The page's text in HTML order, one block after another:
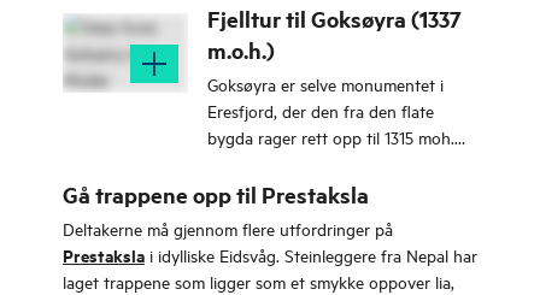
Fjelltur til Goksøyra (1337
m.o.h.)
Goksøyra er selve monumentet i
Eresfjord, der den fra den flate
bygda rager rett opp til 1315 moh.
Gå trappene opp til Prestaksla
Deltakerne må gjennom flere utfordringer på
Prestaksla i idylliske Eidsvåg. Steinleggere fra Nepal har
laget trappene som ligger som et smykke oppover lia,